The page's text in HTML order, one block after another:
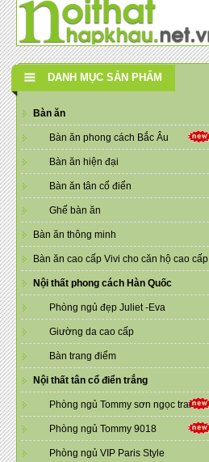
DANH MỤC SẢN PHẨM
Bàn ăn
Bàn ăn phong cách Bắc Âu
Bàn ăn hiện đại
Bàn ăn tân cổ điển
Ghế bàn ăn
Bàn ăn thông minh
Bàn ăn cao cấp Vivi cho căn hộ cao cấp
Nội thất phong cách Hàn Quốc
Phòng ngủ đẹp Juliet -Eva
Giường da cao cấp
Bàn trang điểm
Nội thất tân cổ điển trắng
Phòng ngủ Tommy sơn ngọc trai
Phòng ngủ Tommy 9018
Phòng ngủ VIP Paris Style